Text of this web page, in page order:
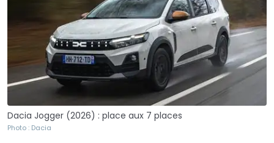
Dacia Jogger (2026) : place aux 7 places
Photo : Dacia